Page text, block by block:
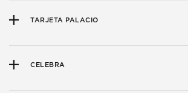
TARJETA PALACIO
CELEBRA